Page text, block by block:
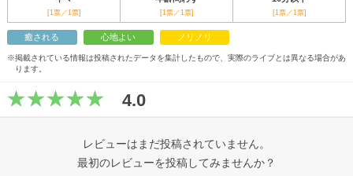
[1票／1票] [1票／1票] [1票／1票]
癒される 心地よい ノリノリ
※掲載されている情報は投稿されたデータを集計したもので、実際のライブとは異なる場合があ
ります。
4.0
レビューはまだ投稿されていません。
最初のレビューを投稿してみませんか？